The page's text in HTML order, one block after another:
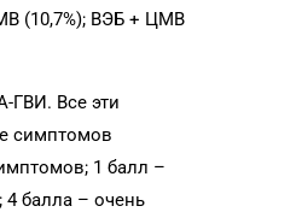
(10,7%); ВЭБ + ЦМВ
ГВИ. Все эти
симптомов
1 балл –
балла – очень